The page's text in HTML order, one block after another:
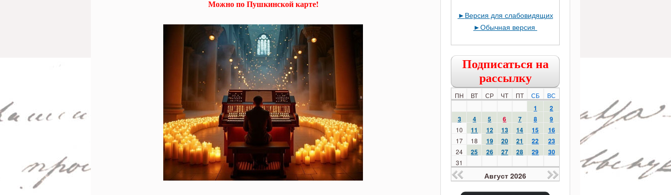
Пушкинской карте!Можно по Пушкинской карте!
► Версия для слабовидящих
►Обычная версия
Подписаться на
рассылку
ПН ВТ СР ЧТ ПТ СБ ВС
1
2
3
4 5 6 7 8 9
10 11 12 13 14 15 16
17 18 19 20 21 22 23
24 25 26 27 28 29 30
31
Август 2026